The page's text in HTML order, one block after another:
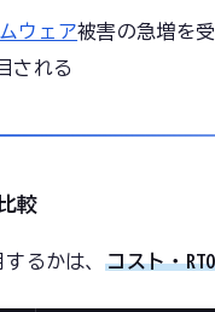
ウェア被害の急増を
される
較
るかは、 コスト・